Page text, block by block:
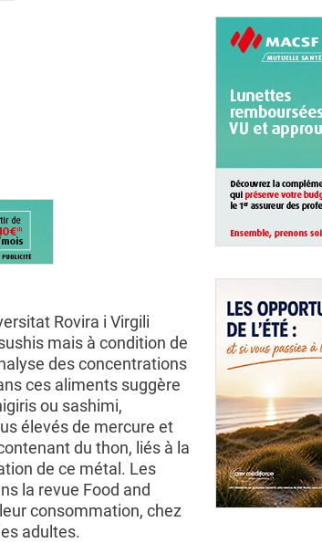
Rovira i Virgili
mais à condition de
des concentrations
ces aliments suggère
ou sashimi,
élevés de mercure et
du thon, liés à la
de ce métal. Les
la revue Food and
consommation, chez
adultes.